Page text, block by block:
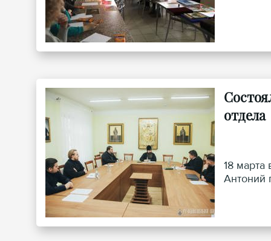
отдела
18 марта
Антоний